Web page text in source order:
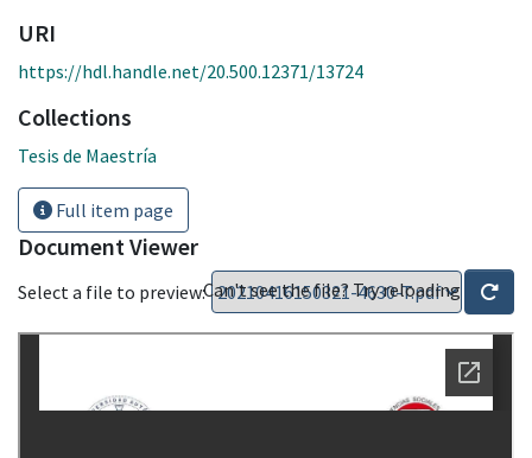
URI
https://hdl.handle.net/20.500.12371/13724
Collections
Tesis de Maestría
Full item page
Document Viewer
Select a file to preview:Can't see the file? Try reloading